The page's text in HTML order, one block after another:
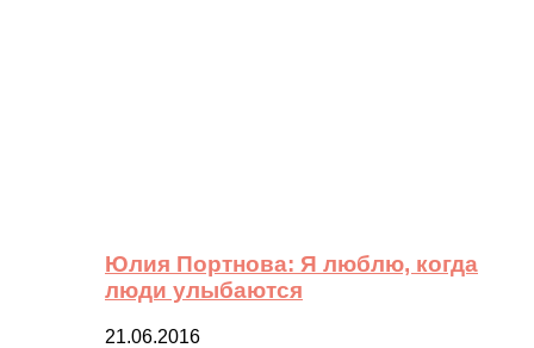
Юлия Портнова: Я люблю, когда
люди улыбаются
21.06.2016